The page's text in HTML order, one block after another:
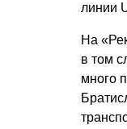
линии
На
в том
много